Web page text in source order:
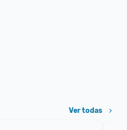
Ver todas